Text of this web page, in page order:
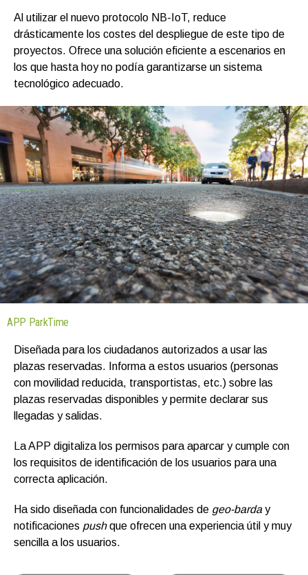
Al utilizar el nuevo protocolo NB-IoT, reduce
drásticamente los costes del despliegue de este tipo de
proyectos. Ofrece una solución eficiente a escenarios en
los que hasta hoy no podía garantizarse un sistema
tecnológico adecuado.
APP ParkTime
Diseñada para los ciudadanos autorizados a usar las
plazas reservadas. Informa a estos usuarios (personas
con movilidad reducida, transportistas, etc.) sobre las
plazas reservadas disponibles y permite declarar sus
llegadas y salidas.
La APP digitaliza los permisos para aparcar y cumple con
los requisitos de identificación de los usuarios para una
correcta aplicación.
Ha sido diseñada con funcionalidades de geo-barday
notificaciones pushque ofrecen una experiencia útil y muy
sencilla a los usuarios.